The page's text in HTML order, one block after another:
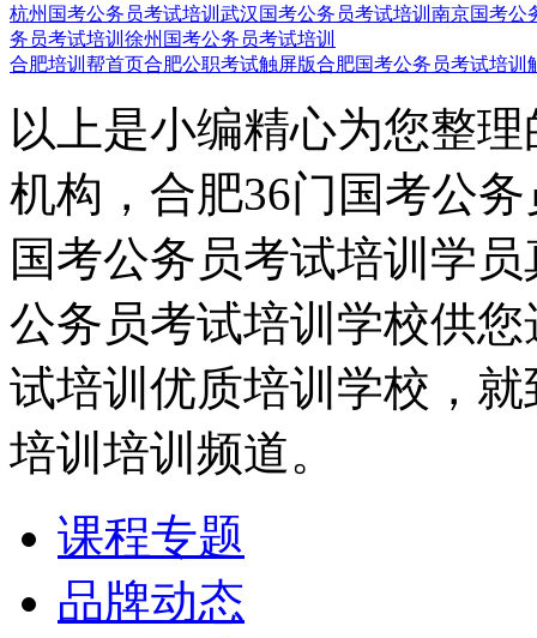
杭州国考公务员考试培训 武汉国考公务员考试培训 南京国考公
务员考试培训 徐州国考公务员考试培训
合肥培训帮首页合肥公职考试触屏版合肥国考公务员考试培训
以上是小编精心为您整
机构，合肥36门国考公
国考公务员考试培训学
公务员考试培训学校供
试培训优质培训学校，
培训培训频道。
课程专题
品牌动态